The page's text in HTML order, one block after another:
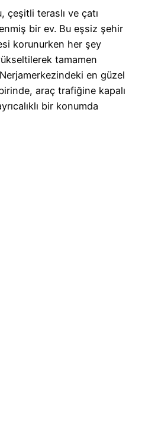
çeşitli teraslı ve çatı
bir ev. Bu eşsiz şehir
korunurken her şey
tamamen
en güzel
araç trafiğine kapalı
bir konumda